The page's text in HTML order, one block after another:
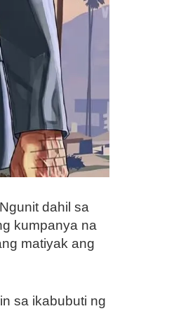
dahil sa
kumpanya na
matiyak ang
sa ikabubuti ng